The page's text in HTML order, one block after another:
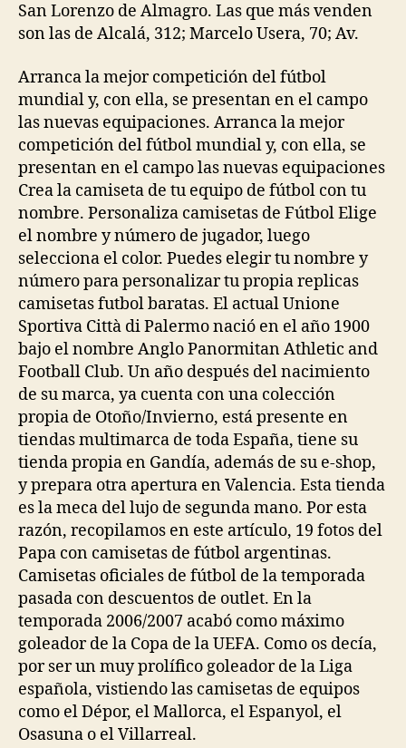
San Lorenzo de Almagro. Las que más venden
son las de Alcalá, 312; Marcelo Usera, 70; Av.
Arranca la mejor competición del fútbol
mundial y, con ella, se presentan en el campo
las nuevas equipaciones. Arranca la mejor
competición del fútbol mundial y, con ella, se
presentan en el campo las nuevas equipaciones
Crea la camiseta de tu equipo de fútbol con tu
nombre. Personaliza camisetas de Fútbol Elige
el nombre y número de jugador, luego
selecciona el color. Puedes elegir tu nombre y
número para personalizar tu propia replicas
camisetas futbol baratas. El actual Unione
Sportiva Città di Palermo nació en el año 1900
bajo el nombre Anglo Panormitan Athletic and
Football Club. Un año después del nacimiento
de su marca, ya cuenta con una colección
propia de Otoño/Invierno, está presente en
tiendas multimarca de toda España, tiene su
tienda propia en Gandía, además de su e-shop,
y prepara otra apertura en Valencia. Esta tienda
es la meca del lujo de segunda mano. Por esta
razón, recopilamos en este artículo, 19 fotos del
Papa con camisetas de fútbol argentinas.
Camisetas oficiales de fútbol de la temporada
pasada con descuentos de outlet. En la
temporada 2006/2007 acabó como máximo
goleador de la Copa de la UEFA. Como os decía,
por ser un muy prolífico goleador de la Liga
española, vistiendo las camisetas de equipos
como el Dépor, el Mallorca, el Espanyol, el
Osasuna o el Villarreal.